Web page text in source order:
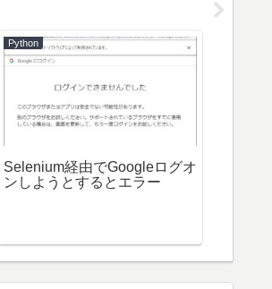
Python
Selenium経由でGoogleログオ
ンしようとするとエラー